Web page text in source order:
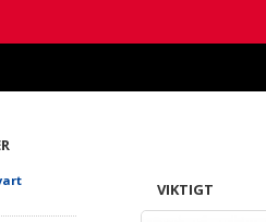
VIKTIGT